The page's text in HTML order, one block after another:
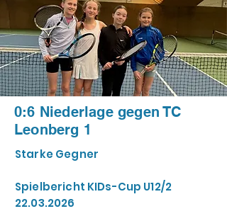
0:6 Niederlage gegen TC
Leonberg 1
Starke Gegner
Spielbericht KIDs-Cup U12/2
22.03.2026